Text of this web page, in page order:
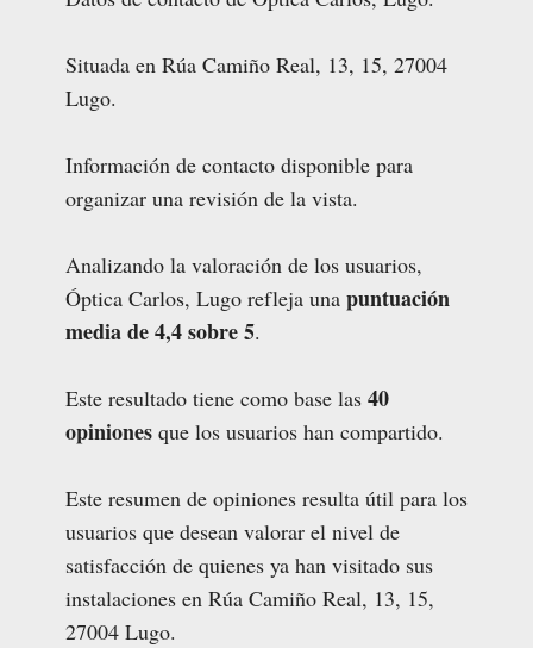
Situada en Rúa Camiño Real, 13, 15, 27004
Lugo.
Información de contacto disponible para
organizar una revisión de la vista.
Analizando la valoración de los usuarios,
Óptica Carlos, Lugo refleja una puntuación
media de 4,4 sobre 5.
Este resultado tiene como base las 40
opiniones que los usuarios han compartido.
Este resumen de opiniones resulta útil para los
usuarios que desean valorar el nivel de
satisfacción de quienes ya han visitado sus
instalaciones en Rúa Camiño Real, 13, 15,
27004 Lugo.